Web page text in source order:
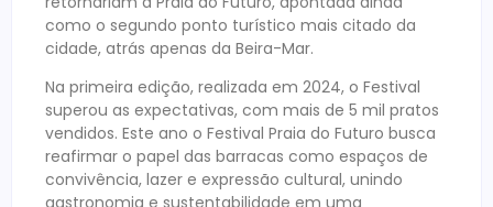
como o segundo ponto turístico mais citado da
cidade, atrás apenas da Beira-Mar.
Na primeira edição, realizada em 2024, o Festival
superou as expectativas, com mais de 5 mil pratos
vendidos. Este ano o Festival Praia do Futuro busca
reafirmar o papel das barracas como espaços de
convivência, lazer e expressão cultural, unindo